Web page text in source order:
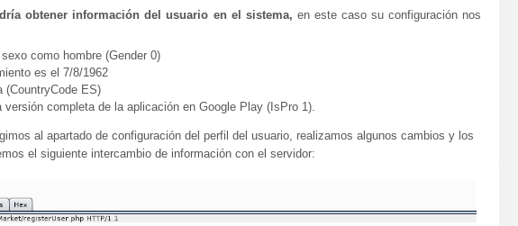
obtener información del usuario en el sistema, en este caso su configuración nos
como hombre (Gender 0)
es el 7/8/1962
(CountryCode ES)
versión completa de la aplicación en Google Play (IsPro 1).
al apartado de configuración del perfil del usuario, realizamos algunos cambios y los
el siguiente intercambio de información con el servidor: